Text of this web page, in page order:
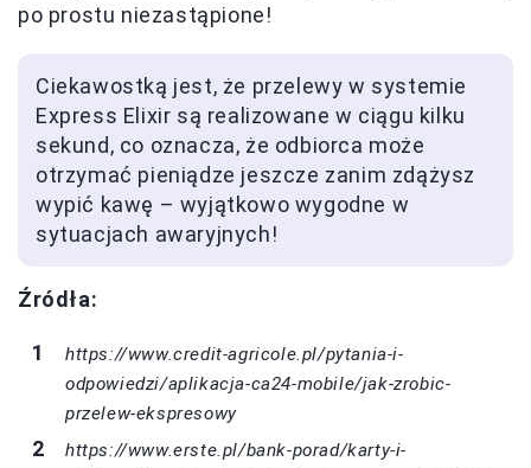
po prostu niezastąpione!
Ciekawostką jest, że przelewy w systemie
Express Elixir są realizowane w ciągu kilku
sekund, co oznacza, że odbiorca może
otrzymać pieniądze jeszcze zanim zdążysz
wypić kawę – wyjątkowo wygodne w
sytuacjach awaryjnych!
Źródła:
https://www.credit-agricole.pl/pytania-i-
odpowiedzi/aplikacja-ca24-mobile/jak-zrobic-
przelew-ekspresowy
https://www.erste.pl/bank-porad/karty-i-